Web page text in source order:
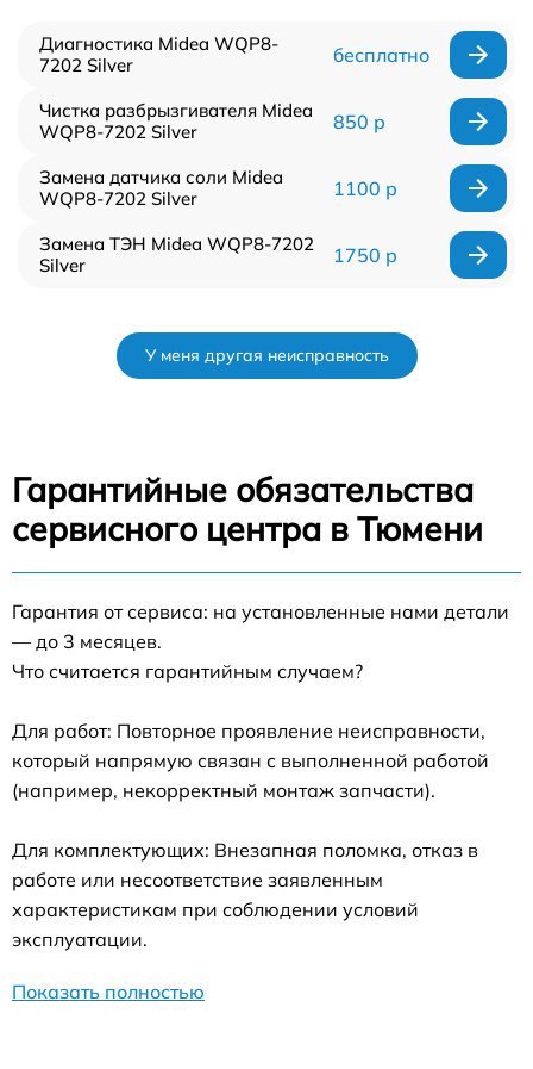
Диагностика Midea WQP8-
7202 Silver
бесплатно
Чистка разбрызгивателя Midea
WQP8-7202 Silver
850 р
Замена датчика соли Midea
WQP8-7202 Silver
1100 р
Замена ТЭН Midea WQP8-7202
Silver
1750 р
У меня другая неисправность
Гарантийные обязательства
сервисного центра в Тюмени
Гарантия от сервиса: на установленные нами детали
— до 3 месяцев.
Что считается гарантийным случаем?
Для работ: Повторное проявление неисправности,
который напрямую связан с выполненной работой
(например, некорректный монтаж запчасти).
Для комплектующих: Внезапная поломка, отказ в
работе или несоответствие заявленным
характеристикам при соблюдении условий
эксплуатации.
Показать полностью